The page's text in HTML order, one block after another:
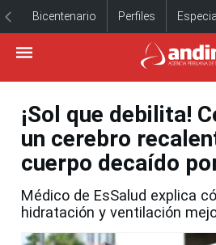
Bicentenario Perfiles
¡Sol que debilita!
un cerebro
cuerpo decaído
Médico de EsSalud explica
hidratación y ventilación